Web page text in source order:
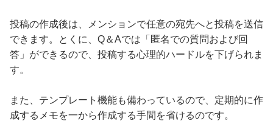
投稿の作成後は、メンションで任意の宛先へと投稿を送信
できます。とくに、Q＆Aでは「匿名での質問および回
答」ができるので、投稿する心理的ハードルを下げられま
す。
また、テンプレート機能も備わっているので、定期的に作
成するメモを一から作成する手間を省けるのです。